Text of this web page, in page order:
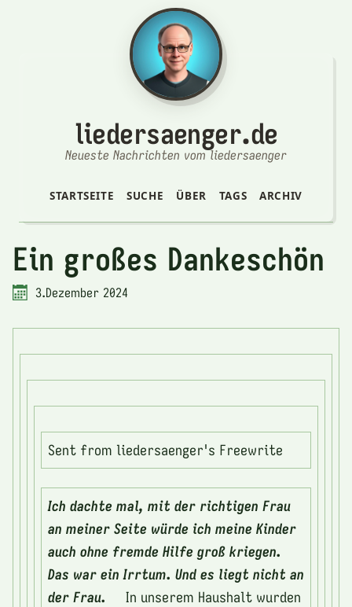
liedersaenger.de
Neueste Nachrichten vom liedersaenger
STARTSEITE SUCHE ÜBER TAGS ARCHIV
Ein großes Dankeschön
3.Dezember 2024
Sent from liedersaenger's Freewrite
Ich dachte mal, mit der richtigen Frau
an meiner Seite würde ich meine Kinder
auch ohne fremde Hilfe groß kriegen.
Das war ein Irrtum. Und es liegt nicht an
der Frau. In unserem Haushalt wurden